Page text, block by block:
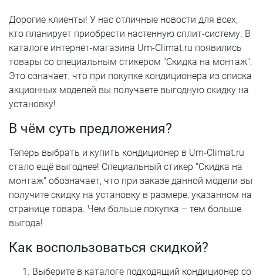
Дорогие клиенты! У нас отличные новости для всех,
кто планирует приобрести настенную сплит-систему. В
каталоге интернет-магазина Um-Climat.ru появились
товары со специальным стикером "Скидка на монтаж".
Это означает, что при покупке кондиционера из списка
акционных моделей вы получаете выгодную скидку на
установку!
В чём суть предложения?
Теперь выбрать и купить кондиционер в Um-Climat.ru
стало ещё выгоднее! Специальный стикер "Скидка на
монтаж" обозначает, что при заказе данной модели вы
получите скидку на установку в размере, указанном на
странице товара. Чем больше покупка – тем больше
выгода!
Как воспользоваться скидкой?
Выберите в каталоге подходящий кондиционер со